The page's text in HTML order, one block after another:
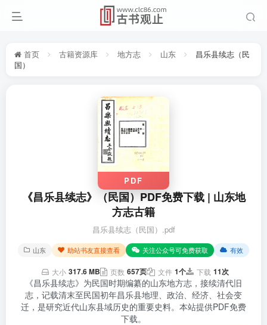
首页 古籍资源库 地方志 山东
昌乐县续志（民
国）
PDF
《昌乐县续志》（民国）PDF免费下载 | 山东地
方志古籍
昌乐县续志（民国）.pdf
山东 助站书友直接查看 关注公众号可免费获取 有效
大小 317.6 MB 页数 657页 文件 1个 下载 11次
《昌乐县续志》为民国时期编纂的山东地方志，接续清代旧
志，记载清末至民国初年昌乐县地理、政治、经济、社会变
迁，是研究近代山东县域历史的重要史料。本站提供PDF免费
下载。